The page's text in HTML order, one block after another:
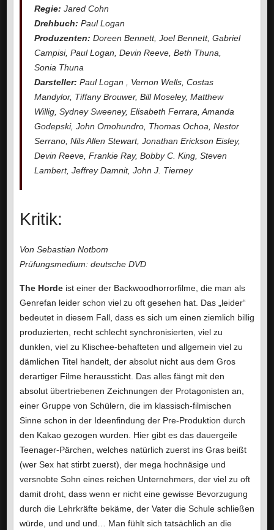
Regie: Jared Cohn
Drehbuch: Paul Logan
Produzenten: Doreen Bennett, Joel Bennett, Gabriel
Campisi, Paul Logan, Devin Reeve, Beth Thuna,
Sonia Thuna
Darsteller: Paul Logan , Vernon Wells, Costas
Mandylor, Tiffany Brouwer, Bill Moseley, Matthew
Willig, Sydney Sweeney, Elisabeth Ferrara, Amanda
Godepski, John Omohundro, Thomas Ochoa, Nestor
Serrano, Nils Allen Stewart, Jonathan Erickson Eisley,
Devin Reeve, Frankie Ray, Bobby C. King, Steven
Lambert, Jeffrey Damnit, John J. Tierney
Kritik:
Von Sebastian Notbom
Prüfungsmedium: deutsche DVD
The Hordeist einer der Backwoodhorrorfilme, die man als
Genrefan leider schon viel zu oft gesehen hat. Das „leider“
bedeutet in diesem Fall, dass es sich um einen ziemlich billig
produzierten, recht schlecht synchronisierten, viel zu
dunklen, viel zu Klischee-behafteten und allgemein viel zu
dämlichen Titel handelt, der absolut nicht aus dem Gros
derartiger Filme heraussticht. Das alles fängt mit den
absolut übertriebenen Zeichnungen der Protagonisten an,
einer Gruppe von Schülern, die im klassisch-filmischen
Sinne schon in der Ideenfindung der Pre-Produktion durch
den Kakao gezogen wurden. Hier gibt es das dauergeile
Teenager-Pärchen, welches natürlich zuerst ins Gras beißt
(wer Sex hat stirbt zuerst), der mega hochnäsige und
versnobte Sohn eines reichen Unternehmers, der viel zu oft
damit droht, dass wenn er nicht eine gewisse Bevorzugung
durch die Lehrkräfte bekäme, der Vater die Schule schließen
würde, und und und… Man fühlt sich tatsächlich an die